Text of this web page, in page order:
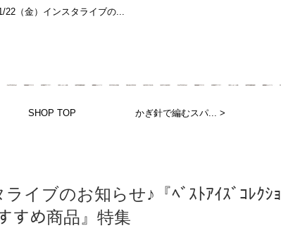
22（金）インスタライブの...
SHOP TOP かぎ針で編むスパ... >
イブのお知らせ♪『ﾍﾞｽﾄｱｲｽﾞｺﾚｸｼｮ
すめ商品』特集